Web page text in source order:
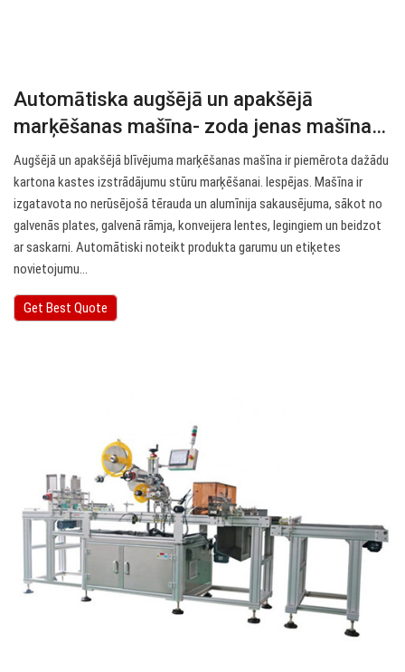
Automātiska augšējā un apakšējā
marķēšanas mašīna- zoda jenas mašīna…
Augšējā un apakšējā blīvējuma marķēšanas mašīna ir piemērota dažādu
kartona kastes izstrādājumu stūru marķēšanai. Iespējas. Mašīna ir
izgatavota no nerūsējošā tērauda un alumīnija sakausējuma, sākot no
galvenās plates, galvenā rāmja, konveijera lentes, legingiem un beidzot
ar saskarni. Automātiski noteikt produkta garumu un etiķetes
novietojumu…
Get Best Quote